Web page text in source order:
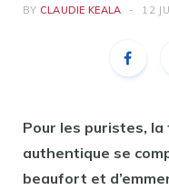
BY CLAUDIE KEALA 12
Pour les puristes, la
authentique se
beaufort et